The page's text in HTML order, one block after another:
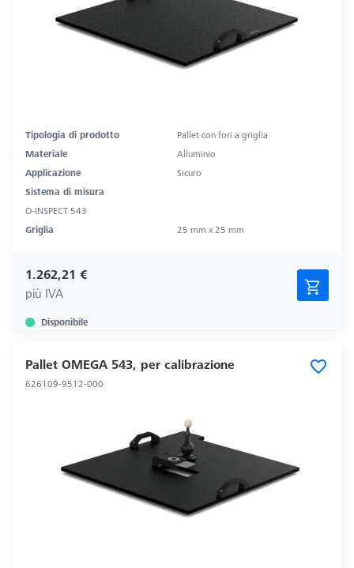
Tipologia di prodotto
Pallet con fori a griglia
Materiale
Alluminio
Applicazione
Sicuro
Sistema di misura
O-INSPECT 543
Griglia
25 mm x 25 mm
1.262,21 €
più IVA
Disponibile
Pallet OMEGA 543, per calibrazione
626109-9512-000